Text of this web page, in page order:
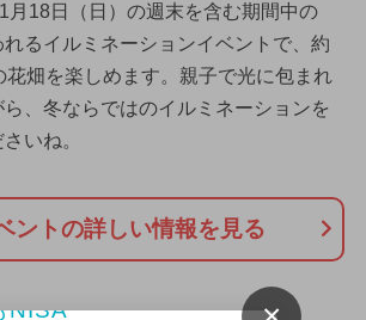
月18日（日）の週末を含む期間中の
るイルミネーションイベントで、約
花畑を楽しめます。親子で光に包まれ
、冬ならではのイルミネーションを
いね。
ントの詳しい情報を見る